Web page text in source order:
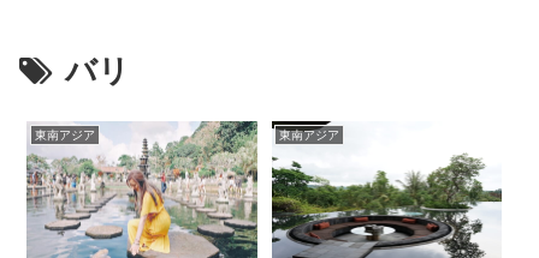
バリ
東南アジア 東南アジア